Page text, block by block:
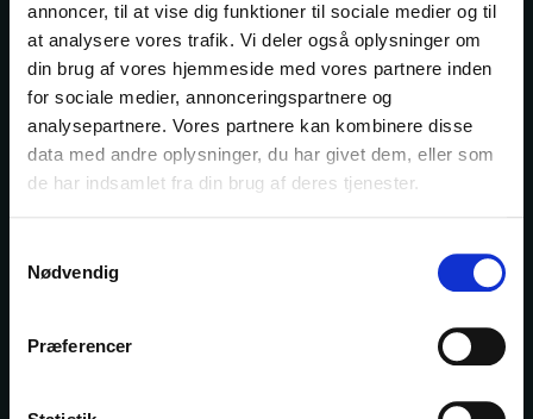
annoncer, til at vise dig funktioner til sociale medier og til
at analysere vores trafik. Vi deler også oplysninger om
din brug af vores hjemmeside med vores partnere inden
for sociale medier, annonceringspartnere og
analysepartnere. Vores partnere kan kombinere disse
data med andre oplysninger, du har givet dem, eller som
de har indsamlet fra din brug af deres tjenester.
Nødvendig
Præferencer
Om DBK
Fonden DBK udvikler og effektiviserer samhandelen
mellem forlagsvirksomheder og boghandlere.
I 130år har DBK gjort netop det og er blevet en
forhandler.